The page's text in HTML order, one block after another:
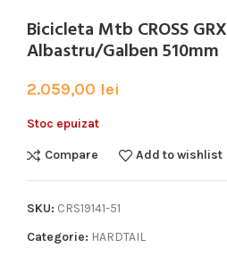
Bicicleta Mtb CROSS
Albastru/Galben 510mm
2.059,00 lei
Stoc epuizat
Compare Add to wishlist
SKU: CRS19141-51
Categorie: HARDTAIL